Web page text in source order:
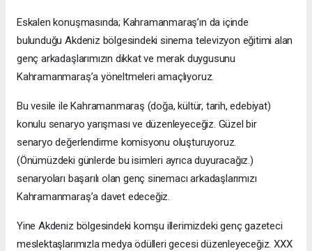
Eskalen konuşmasında; Kahramanmaraş’ın da içinde
bulunduğu Akdeniz bölgesindeki sinema televizyon eğitimi alan
genç arkadaşlarımızın dikkat ve merak duygusunu
Kahramanmaraş’a yöneltmeleri amaçlıyoruz.
Bu vesile ile Kahramanmaraş (doğa, kültür, tarih, edebiyat)
konulu senaryo yarışması ve düzenleyeceğiz. Güzel bir
senaryo değerlendirme komisyonu oluşturuyoruz.
(Önümüzdeki günlerde bu isimleri ayrıca duyuracağız.)
senaryoları başarılı olan genç sinemacı arkadaşlarımızı
Kahramanmaraş’a davet edeceğiz.
Yine Akdeniz bölgesindeki komşu illerimizdeki genç gazeteci
meslektaşlarımızla medya ödülleri gecesi düzenleyeceğiz. XXX